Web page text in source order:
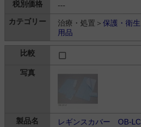
---
治療・処置＞ 保護・衛生
用品
レギンスカバー OB-LC